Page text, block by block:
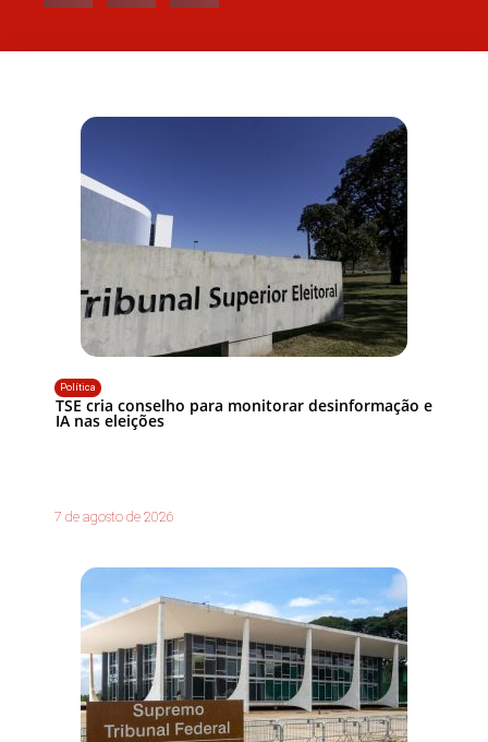
Política
TSE cria conselho para monitorar desinformação e
IA nas eleições
7 de agosto de 2026